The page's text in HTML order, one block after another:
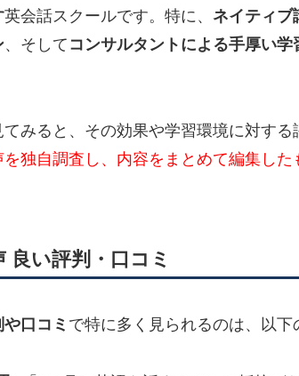
英会話スクールです。特に、 ネイティブ
、そして コンサルタントによる手厚い学
みると、その効果や学習環境に対する
を独自調査し、内容をまとめて編集し
良い評判・口コミ
や口コミ で特に多く見られるのは、以下